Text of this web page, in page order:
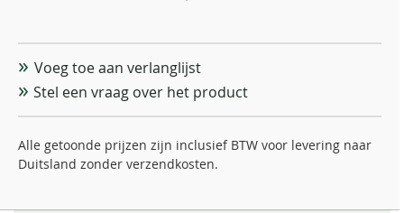
Voeg toe aan verlanglijst
Stel een vraag over het product
Alle getoonde prijzen zijn inclusief BTW voor levering naar
Duitsland zonder verzendkosten.